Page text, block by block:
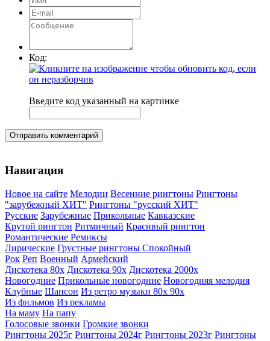
Код:
Введите код указанный на картинке
Отправить комментарий
Навигация
Новое на сайте Мелодии Весенние рингтоны Рингтоны
"зарубежный ХИТ" Рингтоны "русский ХИТ"
Русские Зарубежные Прикольные Кавказские
Крутой рингтон Ритмичный Красивый рингтон
Романтические Ремиксы
Лирические Грустные рингтоны Спокойный
Рок Реп Военный Армейский
Дискотека 80х Дискотека 90х Дискотека 2000х
Новогодние Прикольные новогодние Новогодняя мелодия
Клубные Шансон Из ретро музыки 80х 90х
Из фильмов Из рекламы
На маму На папу
Голосовые звонки Громкие звонки
Рингтоны 2025г Рингтоны 2024г Рингтоны 2023г Рингтоны